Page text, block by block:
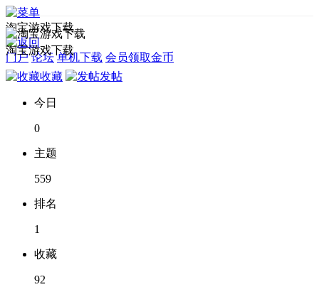
淘宝游戏下载
门户 论坛 单机下载 会员领取金币
淘宝游戏下载
收藏 发帖
今日
0
主题
559
排名
1
收藏
92